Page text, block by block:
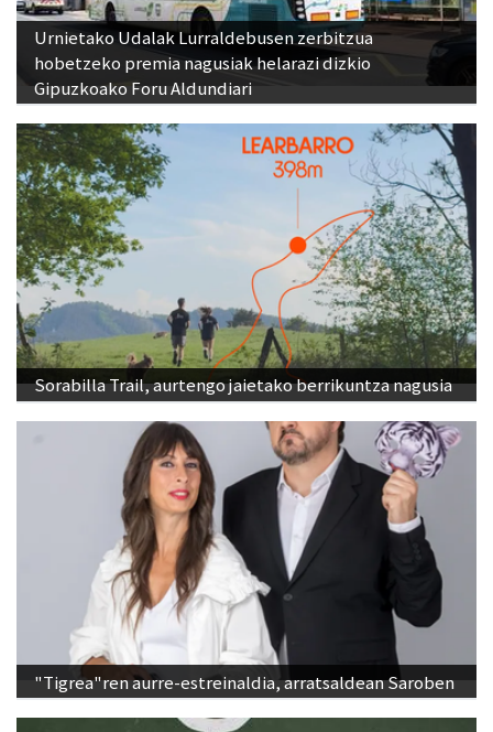
Urnietako Udalak Lurraldebusen zerbitzua
hobetzeko premia nagusiak helarazi dizkio
Gipuzkoako Foru Aldundiari
Sorabilla Trail, aurtengo jaietako berrikuntza nagusia
"Tigrea"ren aurre-estreinaldia, arratsaldean Saroben